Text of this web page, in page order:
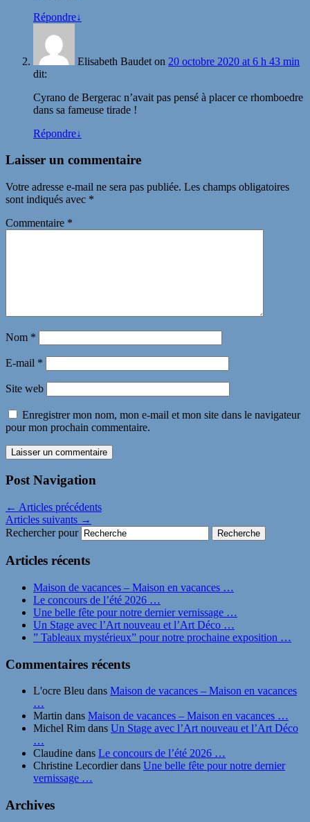
Répondre↓
Elisabeth Baudet on 20 octobre 2020 at 6 h 43 min
dit:
Cyrano de Bergerac n’avait pas pensé à placer ce rhomboedre
dans sa fameuse tirade !
Répondre↓
Laisser un commentaire
Votre adresse e-mail ne sera pas publiée. Les champs obligatoires
sont indiqués avec *
Commentaire *
Nom *
E-mail *
Site web
Enregistrer mon nom, mon e-mail et mon site dans le navigateur
pour mon prochain commentaire.
Post Navigation
← Articles précédents
Articles suivants →
Rechercher pour
Articles récents
Maison de vacances – Maison en vacances …
Le concours de l’été 2026 …
Une belle fête pour notre dernier vernissage …
Un Stage avec l’Art nouveau et l’Art Déco …
” Tableaux mystérieux” pour notre prochaine exposition …
Commentaires récents
L'ocre Bleu dans Maison de vacances – Maison en vacances
…
Martin dans Maison de vacances – Maison en vacances …
Michel Rim dans Un Stage avec l’Art nouveau et l’Art Déco
…
Claudine dans Le concours de l’été 2026 …
Christine Lecordierdans Une belle fête pour notre dernier
vernissage …
Archives